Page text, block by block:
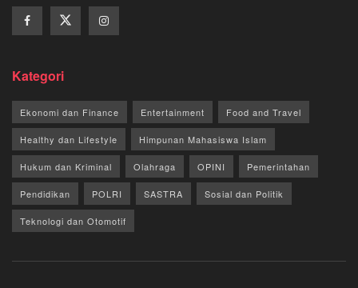
Kategori
Ekonomi dan Finance Entertainment Food and Travel
Healthy dan Lifestyle Himpunan Mahasiswa Islam
Hukum dan Kriminal Olahraga OPINI Pemerintahan
Pendidikan POLRI SASTRA Sosial dan Politik
Teknologi dan Otomotif